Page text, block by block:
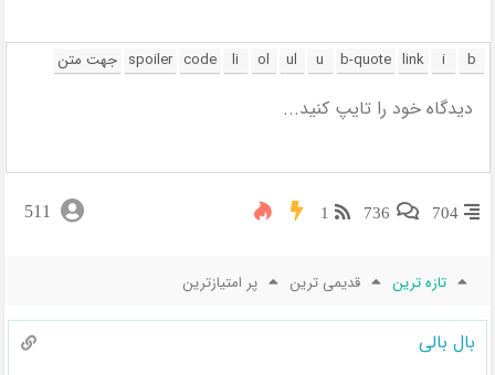
704
736
1
511
تازه ترین قدیمی ترین پر امتیازترین
بال بالی